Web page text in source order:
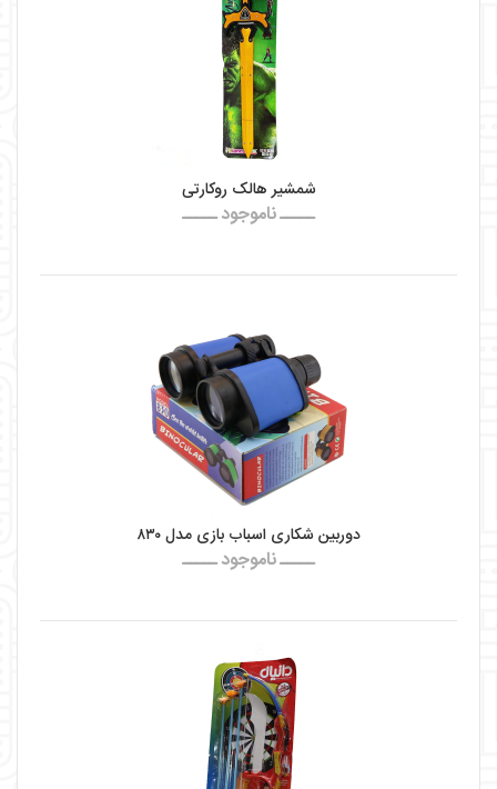
شمشیر هالک روکارتی
ـــــ ناموجود ـــــ
دوربین شکاری اسباب بازی مدل ۸۳۰
ـــــ ناموجود ـــــ